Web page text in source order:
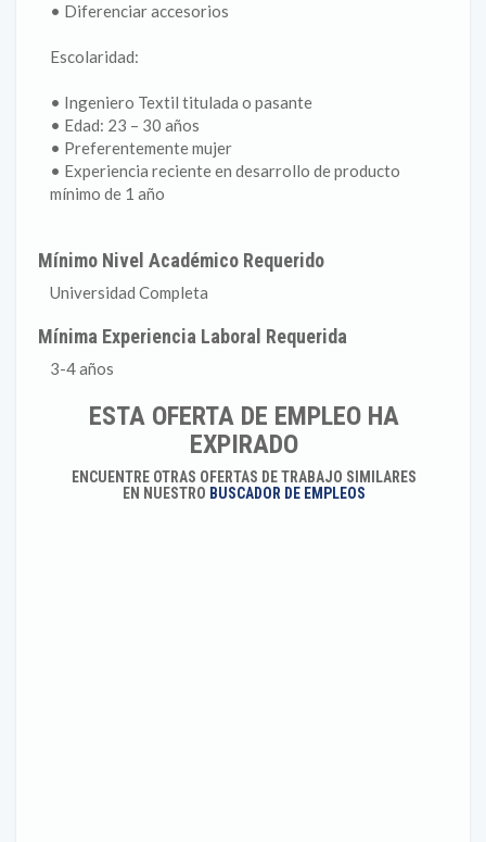
• Diferenciar accesorios
Escolaridad:
• Ingeniero Textil titulada o pasante
• Edad: 23 – 30 años
• Preferentemente mujer
• Experiencia reciente en desarrollo de producto
mínimo de 1 año
Mínimo Nivel Académico Requerido
Universidad Completa
Mínima Experiencia Laboral Requerida
3-4 años
ESTA OFERTA DE EMPLEO HA
EXPIRADO
ENCUENTRE OTRAS OFERTAS DE TRABAJO SIMILARES
EN NUESTRO BUSCADOR DE EMPLEOS